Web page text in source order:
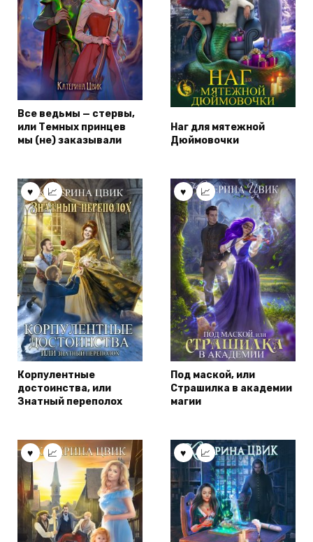
Все ведьмы — стервы,
или Темных принцев
мы (не) заказывали
Наг для мятежной
Дюймовочки
Корпулентные
достоинства, или
Знатный переполох
Под маской, или
Страшилка в академии
магии